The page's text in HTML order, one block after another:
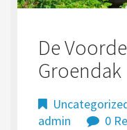
De
Groendak
admin
0